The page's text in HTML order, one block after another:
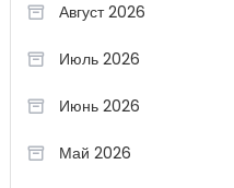
Август 2026
Июль 2026
Июнь 2026
Май 2026